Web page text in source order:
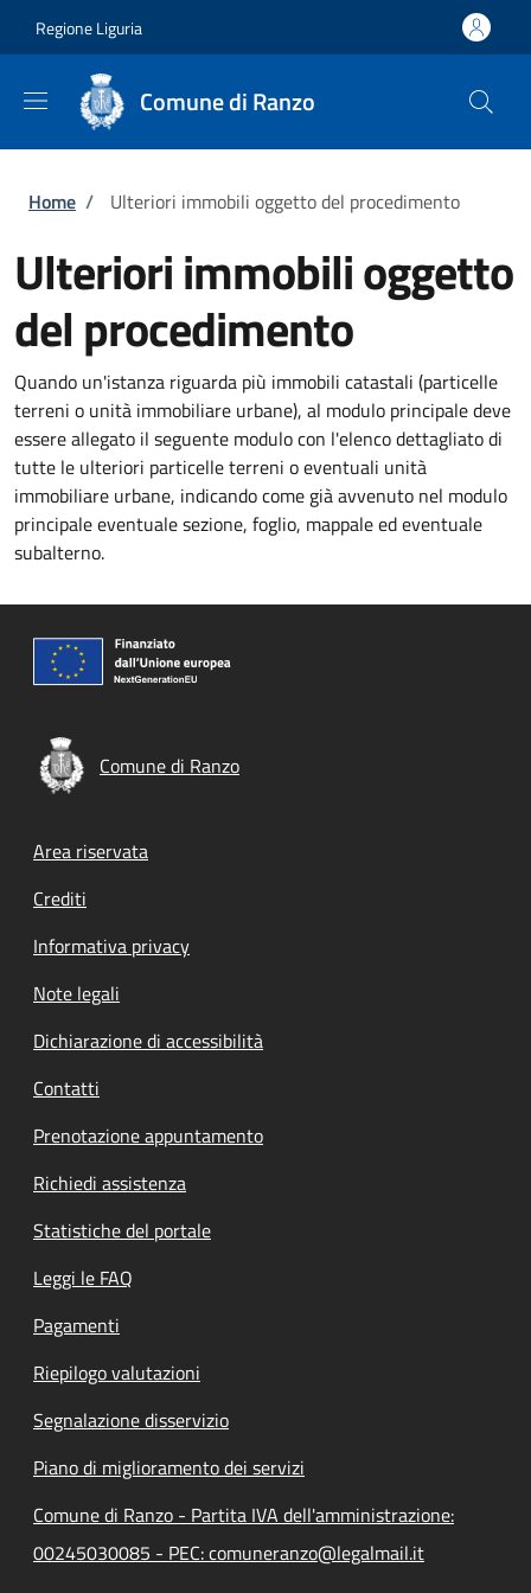
Regione Liguria
Comune di Ranzo
Briciole di pane
Home / Ulteriori immobili oggetto del procedimento
Ulteriori immobili oggetto
del procedimento
Quando un'istanza riguarda più immobili catastali (particelle
terreni o unità immobiliare urbane), al modulo principale deve
essere allegato il seguente modulo con l'elenco dettagliato di
tutte le ulteriori particelle terreni o eventuali unità
immobiliare urbane, indicando come già avvenuto nel modulo
principale eventuale sezione, foglio, mappale ed eventuale
subalterno.
Comune di Ranzo
Footer menu
Area riservata
Crediti
Informativa privacy
Note legali
Dichiarazione di accessibilità
Contatti
Prenotazione appuntamento
Richiedi assistenza
Statistiche del portale
Leggi le FAQ
Pagamenti
Riepilogo valutazioni
Segnalazione disservizio
Piano di miglioramento dei servizi
Comune di Ranzo - Partita IVA dell'amministrazione:
00245030085 - PEC: comuneranzo@legalmail.it